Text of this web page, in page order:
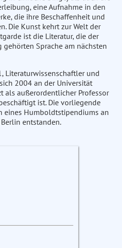
eine Aufnahme in den
die ihre Beschaffenheit und
Die Kunst kehrt zur Welt der
ist die Literatur, die der
Sprache am nächsten
Literaturwissenschaftler und
2004 an der Universität
als außerordentlicher Professor
ist. Die vorliegende
eines Humboldtstipendiums an
entstanden.